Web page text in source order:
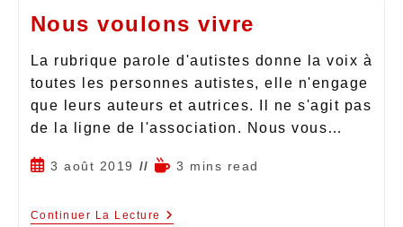
Nous voulons vivre
La rubrique parole d'autistes donne la voix à
toutes les personnes autistes, elle n'engage
que leurs auteurs et autrices. Il ne s'agit pas
de la ligne de l'association. Nous vous…
3 août 2019 3 mins read
Continuer La Lecture